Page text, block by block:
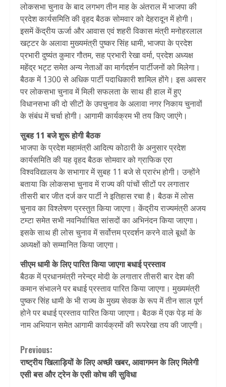
लोकसभा चुनाव के बाद लगभग तीन माह के अंतराल में भाजपा की
प्रदेश कार्यसमिति की वृहद बैठक सोमवार को देहरादून में होगी।
इसमें केंद्रीय ऊर्जा और आवास एवं शहरी विकास मंत्री मनोहरलाल
खट्टर के अलावा मुख्यमंत्री पुष्कर सिंह धामी, भाजपा के प्रदेश
प्रभारी दुष्यंत कुमार गौतम, सह प्रभारी रेखा वर्मा, प्रदेश अध्यक्ष
महेंद्र भट्ट समेत अन्य नेताओं का मार्गदर्शन पार्टीजनों को मिलेगा।
बैठक में 1300 से अधिक पार्टी पदाधिकारी शामिल होंगे। इस अवसर
पर लोकसभा चुनाव में मिली सफलता के साथ ही हाल में हुए
विधानसभा की दो सीटों के उपचुनाव के अलावा नगर निकाय चुनावों
के संबंध में चर्चा होगी। आगामी कार्यक्रम भी तय किए जाएंगे।
सुबह 11 बजे शुरू होगी बैठक
भाजपा के प्रदेश महामंत्री आदित्य कोठारी के अनुसार प्रदेश
कार्यसमिति की यह वृहद बैठक सोमवार को ग्राफिक एरा
विश्वविद्यालय के सभागार में सुबह 11 बजे से प्रारंभ होगी। उन्होंने
बताया कि लोकसभा चुनाव में राज्य की पांचों सीटों पर लगातार
तीसरी बार जीत दर्ज कर पार्टी ने इतिहास रचा है। बैठक में लोस
चुनाव का विश्लेषण प्रस्तुत किया जाएगा। केंद्रीय राज्यमंत्री अजय
टम्टा समेत सभी नवनिर्वाचित सांसदों का अभिनंदन किया जाएगा।
इसके साथ ही लोस चुनाव में सर्वोत्तम प्रदर्शन करने वाले बूथों के
अध्यक्षों को सम्मानित किया जाएगा।
सीएम धामी के लिए पारित किया जाएगा बधाई प्रस्ताव
बैठक में प्रधानमंत्री नरेन्द्र मोदी के लगातार तीसरी बार देश की
कमान संभालने पर बधाई प्रस्ताव पारित किया जाएगा। मुख्यमंत्री
पुष्कर सिंह धामी के भी राज्य के मुख्य सेवक के रूप में तीन साल पूर्ण
होने पर बधाई प्रस्ताव पारित किया जाएगा। बैठक में एक पेड़ मां के
नाम अभियान समेत आगामी कार्यक्रमों की रूपरेखा तय की जाएगी।
Continue
Reading
Previous:
राष्ट्रीय खिलाड़ियों के लिए अच्छी खबर, आवागमन के लिए मिलेगी
एसी बस और ट्रेन के एसी कोच की सुविधा